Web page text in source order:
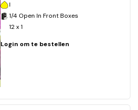
I
1/4 Open In Front Boxes
12 x 1
Login om te bestellen